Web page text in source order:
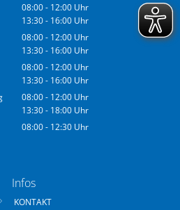
08:00- 12:00 Uhr
Von 08:00 bis 12:00 Uhr
13:30- 16:00 Uhr
Von 13:30 bis 16:00 Uhr
08:00- 12:00 Uhr
Von 08:00 bis 12:00 Uhr
13:30- 16:00 Uhr
Von 13:30 bis 16:00 Uhr
08:00- 12:00 Uhr
Von 08:00 bis 12:00 Uhr
13:30- 16:00 Uhr
Von 13:30 bis 16:00 Uhr
08:00- 12:00 Uhr
Von 08:00 bis 12:00 Uhr
13:30- 18:00 Uhr
Von 13:30 bis 18:00 Uhr
08:00- 12:30 Uhr
Infos
KONTAKT